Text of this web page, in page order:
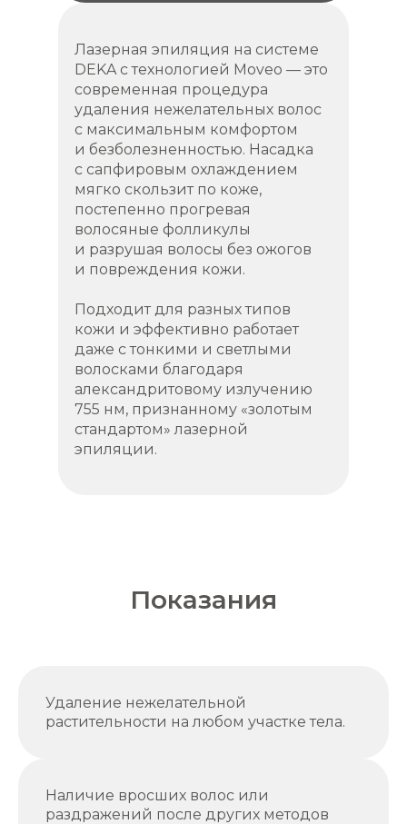
Лазерная эпиляция на системе
DEKA с технологией Moveo — это
современная процедура
удаления нежелательных волос
с максимальным комфортом
и безболезненностью. Насадка
с сапфировым охлаждением
мягко скользит по коже,
постепенно прогревая
волосяные фолликулы
и разрушая волосы без ожогов
и повреждения кожи.
Подходит для разных типов
кожи и эффективно работает
даже с тонкими и светлыми
волосками благодаря
александритовому излучению
755 нм, признанному «золотым
стандартом» лазерной
эпиляции.
Показания
Удаление нежелательной
растительности на любом участке тела.
Наличие вросших волос или
раздражений после других методов